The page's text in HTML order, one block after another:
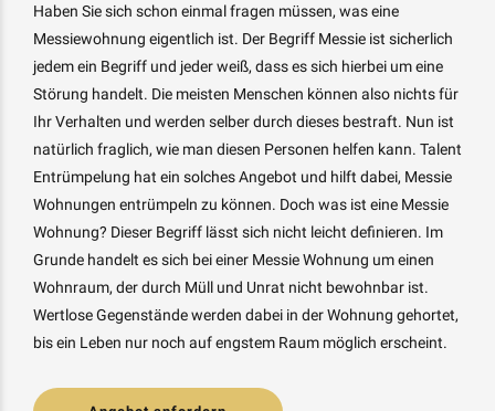
Haben Sie sich schon einmal fragen müssen, was eine
Messiewohnung eigentlich ist. Der Begriff Messie ist sicherlich
jedem ein Begriff und jeder weiß, dass es sich hierbei um eine
Störung handelt. Die meisten Menschen können also nichts für
Ihr Verhalten und werden selber durch dieses bestraft. Nun ist
natürlich fraglich, wie man diesen Personen helfen kann. Talent
Entrümpelung hat ein solches Angebot und hilft dabei, Messie
Wohnungen entrümpeln zu können. Doch was ist eine Messie
Wohnung? Dieser Begriff lässt sich nicht leicht definieren. Im
Grunde handelt es sich bei einer Messie Wohnung um einen
Wohnraum, der durch Müll und Unrat nicht bewohnbar ist.
Wertlose Gegenstände werden dabei in der Wohnung gehortet,
bis ein Leben nur noch auf engstem Raum möglich erscheint.